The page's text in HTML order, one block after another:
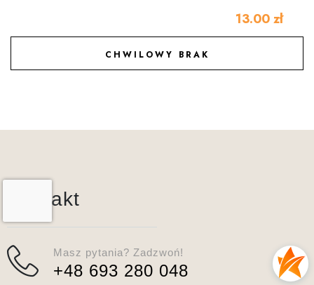
13.00 zł
CHWILOWY BRAK
DODAJ DO ULUBIONYCH
Kontakt
Masz pytania? Zadzwoń!
+48 693 280 048